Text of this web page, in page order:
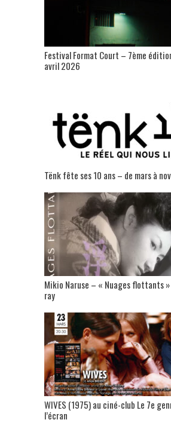
Festival Format Court – 7ème
avril 2026
Tënk fête ses 10 ans – de mars à
Mikio Naruse – « Nuages flottants
ray
WIVES (1975) au ciné-club Le 7e
l’écran